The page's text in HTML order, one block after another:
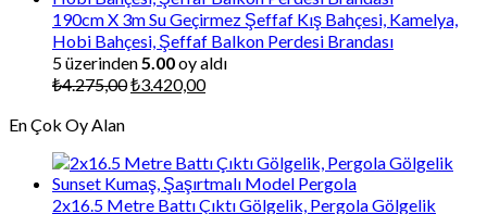
190cm X 3m Su Geçirmez Şeffaf Kış Bahçesi, Kamelya,
Hobi Bahçesi, Şeffaf Balkon Perdesi Brandası
5 üzerinden 5.00oy aldı
₺4.275,00Orijinal
₺3.420,00Şu
En Çok Oy Alan
2x16.5 Metre Battı Çıktı Gölgelik, Pergola Gölgelik